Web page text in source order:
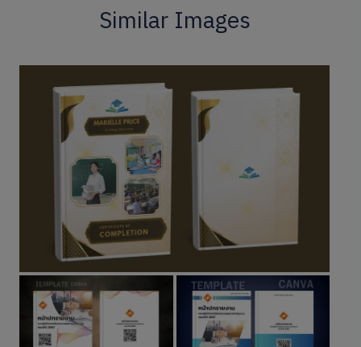
Similar Images